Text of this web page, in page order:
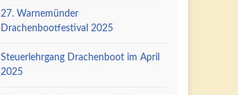
27. Warnemünder
Drachenbootfestival 2025
Steuerlehrgang Drachenboot im April
2025